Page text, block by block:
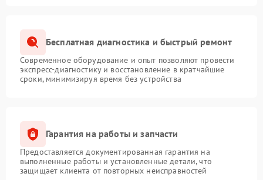
Бесплатная диагностика и быстрый ремонт
Современное оборудование и опыт позволяют провести
экспресс-диагностику и восстановление в кратчайшие
сроки, минимизируя время без устройства
Гарантия на работы и запчасти
Предоставляется документированная гарантия на
выполненные работы и установленные детали, что
защищает клиента от повторных неисправностей